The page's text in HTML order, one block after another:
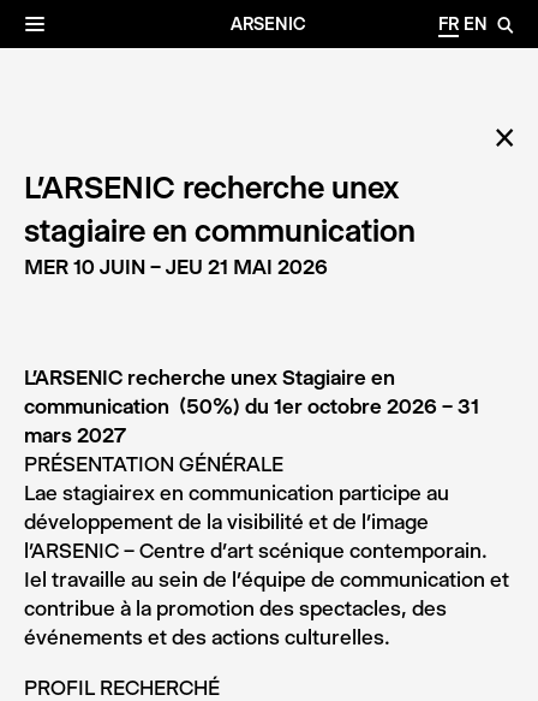
ARSENIC FR EN 🔎
☰
✕
L’ARSENIC recherche unex
stagiaire en communication
MER 10 JUIN – JEU 21 MAI 2026
L’ARSENIC recherche unex Stagiaire en
communication (50%) du 1er octobre 2026 – 31
mars 2027
PRÉSENTATION GÉNÉRALE
Lae stagiairex en communication participe au
développement de la visibilité et de l’image
l’ARSENIC – Centre d’art scénique contemporain.
Iel travaille au sein de l’équipe de communication et
contribue à la promotion des spectacles, des
événements et des actions culturelles.
PROFIL RECHERCHÉ